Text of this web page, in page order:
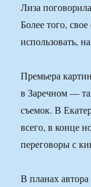
Лиза
Более того,
использовать,
Премьера
в Заречном —
съемок. В
всего, в конце
переговоры с
В планах